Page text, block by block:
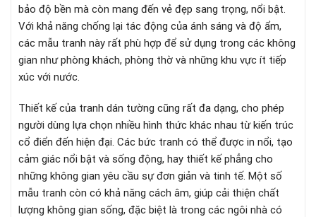
bảo độ bền mà còn mang đến vẻ đẹp sang trọng, nổi bật.
Với khả năng chống lại tác động của ánh sáng và độ ẩm,
các mẫu tranh này rất phù hợp để sử dụng trong các không
gian như phòng khách, phòng thờ và những khu vực ít tiếp
xúc với nước.
Thiết kế của tranh dán tường cũng rất đa dạng, cho phép
người dùng lựa chọn nhiều hình thức khác nhau từ kiến trúc
cổ điển đến hiện đại. Các bức tranh có thể được in nổi, tạo
cảm giác nổi bật và sống động, hay thiết kế phẳng cho
những không gian yêu cầu sự đơn giản và tinh tế. Một số
mẫu tranh còn có khả năng cách âm, giúp cải thiện chất
lượng không gian sống, đặc biệt là trong các ngôi nhà có